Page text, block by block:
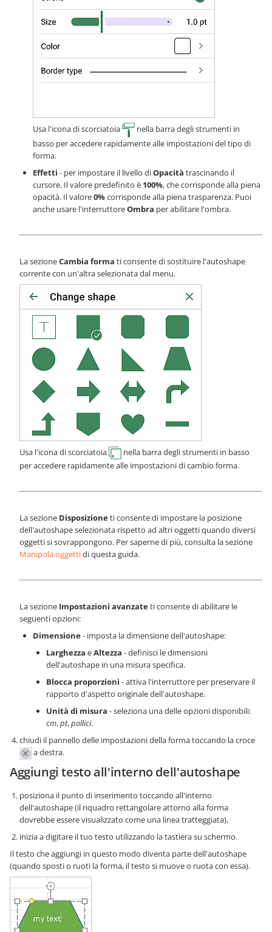
Usa l'icona di scorciatoia
nella barra degli strumenti in
basso per accedere rapidamente alle impostazioni del tipo di
forma.
Effetti - per impostare il livello diOpacità trascinando il
cursore. Il valore predefinito è 100%, che corrisponde alla piena
opacità. Il valore0%corrisponde alla piena trasparenza. Puoi
anche usare l'interruttoreOmbra per abilitare l'ombra.
La sezioneCambia forma ti consente di sostituire l'autoshape
corrente con un'altra selezionata dal menu.
Usa l'icona di scorciatoia
nella barra degli strumenti in basso
per accedere rapidamente alle impostazioni di cambio forma.
La sezione Disposizioneti consente di impostare la posizione
dell'autoshape selezionata rispetto ad altri oggetti quando diversi
oggetti si sovrappongono. Per saperne di più, consulta la sezione
Manipola oggettidi questa guida.
La sezione Impostazioni avanzateti consente di abilitare le
seguenti opzioni:
Dimensione- imposta la dimensione dell'autoshape:
Larghezza eAltezza - definisci le dimensioni
dell'autoshape in una misura specifica.
Blocca proporzioni - attiva l'interruttore per preservare il
rapporto d'aspetto originale dell'autoshape.
Unità di misura - seleziona una delle opzioni disponibili:
cm,pt,pollici.
chiudi il pannello delle impostazioni della forma toccando la croce
a destra.
Aggiungi testo all'interno dell'autoshape
posiziona il punto di inserimento toccando all'interno
dell'autoshape (il riquadro rettangolare attorno alla forma
dovrebbe essere visualizzato come una linea tratteggiata),
inizia a digitare il tuo testo utilizzando la tastiera su schermo.
Il testo che aggiungi in questo modo diventa parte dell'autoshape
(quando sposti o ruoti la forma, il testo si muove o ruota con essa).